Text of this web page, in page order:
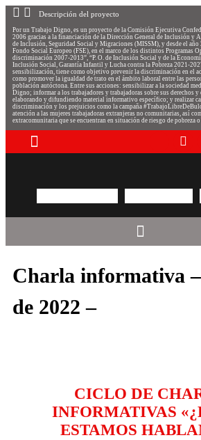
Descripción del proyecto
Por un Trabajo Digno, es un proyecto de la Comisión Ejecutiva
2006 gracias a la financiación de la Dirección General de Inclusión y
de Inclusión, Seguridad Social y Migraciones (MISSM), y desde el año
Fondo Social Europeo (FSE), en el marco de los distintos Programas
discriminación 2007-2013”, “P. O. de Inclusión Social y de la
Inclusión Social, Garantía Infantil y Lucha contra la Pobreza 2021-
sensibilización, tiene como objetivo prevenir la discriminación en el
como promover la igualdad de trato en el ámbito laboral entre las
población autóctona. Entre sus acciones: sensibilizar a la sociedad
Digno; informar a los trabajadores y trabajadoras sobre sus derechos
elaborando y difundiendo material informativo específico; y realizar
discriminación y los prejuicios como la campaña
atención a las mujeres trabajadoras extranjeras no comunitarias, así
extracomunitaria que se encuentran en situación de riesgo de pobreza
Charla informativa
de 2022 –
CICLO DE
INFORMATIVAS
ESTAMOS